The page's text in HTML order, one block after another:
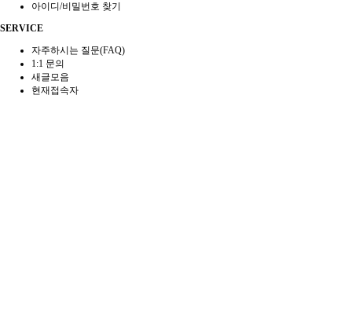
아이디/비밀번호 찾기
SERVICE
자주하시는 질문(FAQ)
1:1 문의
새글모음
현재접속자